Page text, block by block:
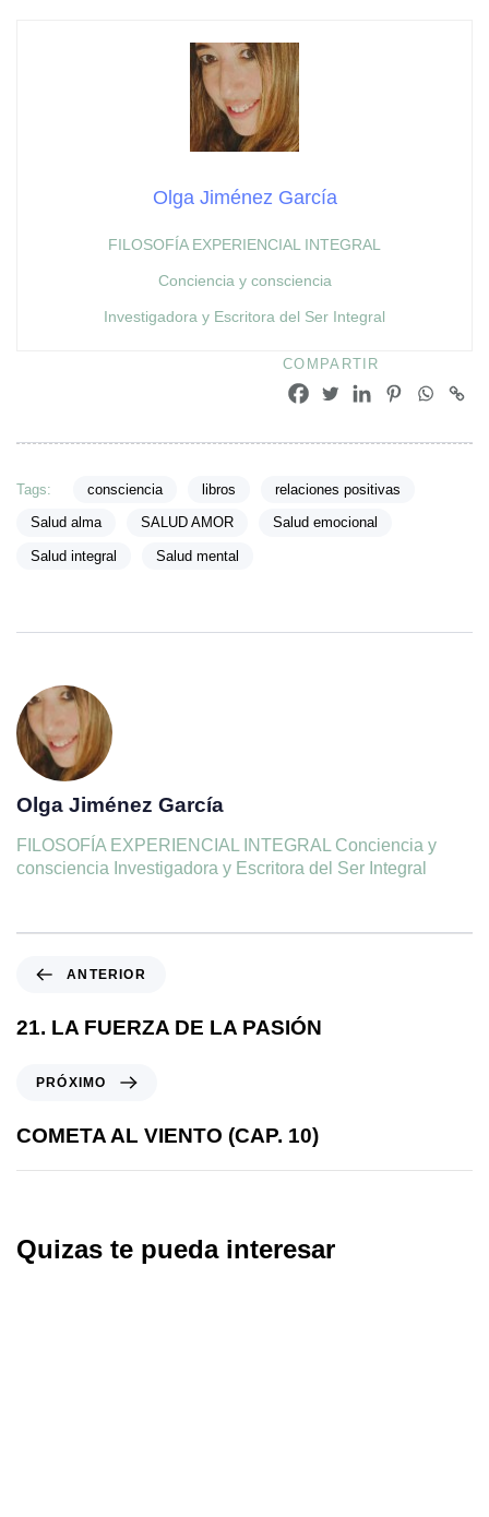
Olga Jiménez García
FILOSOFÍA EXPERIENCIAL INTEGRAL
Conciencia y consciencia
Investigadora y Escritora del Ser Integral
COMPARTIR
Tags: consciencia libros relaciones positivas
Salud alma SALUD AMOR Salud emocional
Salud integral Salud mental
Olga Jiménez García
FILOSOFÍA EXPERIENCIAL INTEGRAL Conciencia y
consciencia Investigadora y Escritora del Ser Integral
ANTERIOR
21. LA FUERZA DE LA PASIÓN
PRÓXIMO
COMETA AL VIENTO (CAP. 10)
Quizas te pueda interesar